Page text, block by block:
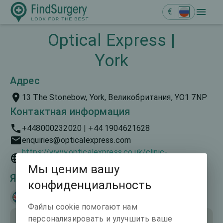
€
Optical Express |
York
Адрес
13 The Stonebow, York, Великобритания, YO1 7NP
Контактная информация
+448000232020 | +44 1904621628
enquiries@opticalexpress.com
https://www.opticalexpress.co.uk/clinic-
finder/north-of-england/york-quartz-point
Языки общения
Мы ценим вашу
конфиденциальность
Файлы cookie помогают нам
персонализировать и улучшить ваше